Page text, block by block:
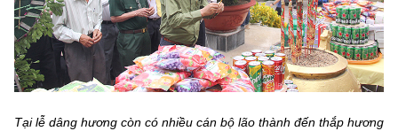
Tại lễ dâng hương còn có nhiều cán bộ lão thành đến thắp hương